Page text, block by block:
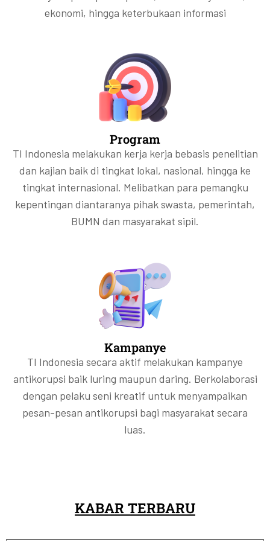
ekonomi, hingga keterbukaan informasi
Program
TI Indonesia melakukan kerja kerja bebasis penelitian
dan kajian baik di tingkat lokal, nasional, hingga ke
tingkat internasional. Melibatkan para pemangku
kepentingan diantaranya pihak swasta, pemerintah,
BUMN dan masyarakat sipil.
Kampanye
TI Indonesia secara aktif melakukan kampanye
antikorupsi baik luring maupun daring. Berkolaborasi
dengan pelaku seni kreatif untuk menyampaikan
pesan-pesan antikorupsi bagi masyarakat secara
luas.
KABAR TERBARU